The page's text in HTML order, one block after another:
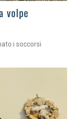
volpe
i soccorsi